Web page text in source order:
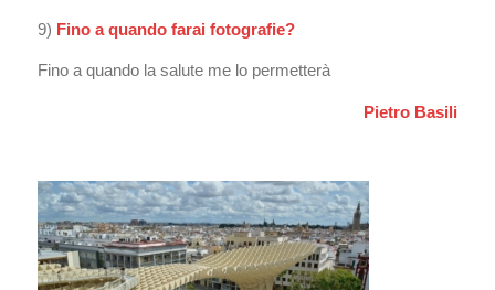
9) Fino a quando farai fotografie?
Fino a quando la salute me lo permetterà
Pietro Basili